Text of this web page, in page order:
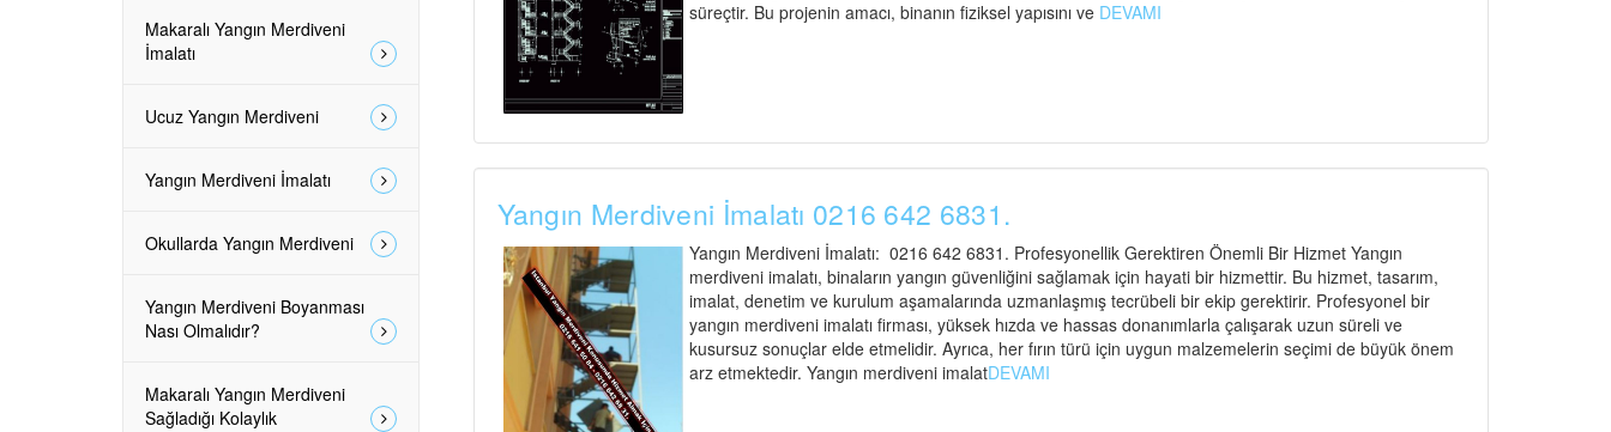
süreçtir. Bu projenin amacı, binanın fiziksel yapısını ve DEVAMI
Yangın Merdiveni İmalatı 0216 642 6831.
Yangın Merdiveni İmalatı: 0216 642 6831. Profesyonellik Gerektiren Önemli Bir Hizmet Yangın
merdiveni imalatı, binaların yangın güvenliğini sağlamak için hayati bir hizmettir. Bu hizmet, tasarım,
imalat, denetim ve kurulum aşamalarında uzmanlaşmış tecrübeli bir ekip gerektirir. Profesyonel bir
yangın merdiveni imalatı firması, yüksek hızda ve hassas donanımlarla çalışarak uzun süreli ve
kusursuz sonuçlar elde etmelidir. Ayrıca, her fırın türü için uygun malzemelerin seçimi de büyük önem
arz etmektedir. Yangın merdiveni imalatDEVAMI
Makaralı Yangın Merdiveni
İmalatı
Ucuz Yangın Merdiveni
Yangın Merdiveni İmalatı
Okullarda Yangın Merdiveni
Yangın Merdiveni Boyanması
Nası Olmalıdır?
Makaralı Yangın Merdiveni
Sağladığı Kolaylık